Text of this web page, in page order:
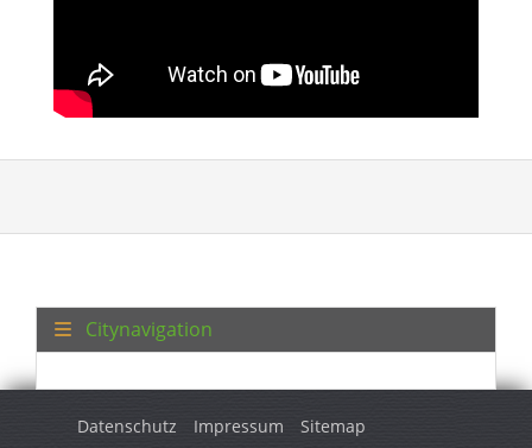
Datenschutz Impressum Sitemap
© 2026 Turkey Regional. Alle Rechte vorbehalten.